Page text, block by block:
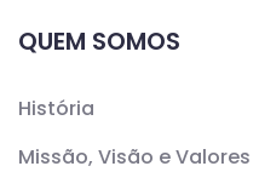
QUEM SOMOS
História
Missão, Visão e Valores